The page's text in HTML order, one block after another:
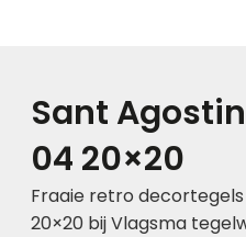
Sant
04 20×20
Fraaie retro
20×20 bij Vlagsma